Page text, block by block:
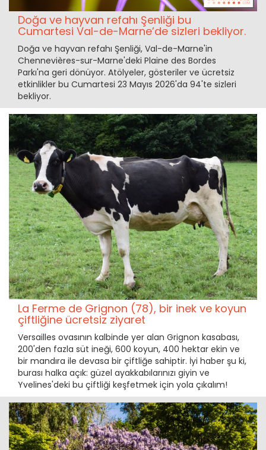
Doğa ve hayvan refahı Şenliği bu
Cumartesi Val-de-Marne’de sizleri bekliyor.
Doğa ve hayvan refahı Şenliği, Val-de-Marne'in
Chennevières-sur-Marne'deki Plaine des Bordes
Parkı'na geri dönüyor. Atölyeler, gösteriler ve ücretsiz
etkinlikler bu Cumartesi 23 Mayıs 2026'da 94'te sizleri
bekliyor.
La Ferme de Grignon (78), bir inek ve koyun
çiftliğine ücretsiz ziyaret
Versailles ovasının kalbinde yer alan Grignon kasabası,
200'den fazla süt ineği, 600 koyun, 400 hektar ekin ve
bir mandıra ile devasa bir çiftliğe sahiptir. İyi haber şu ki,
burası halka açık: güzel ayakkabılarınızı giyin ve
Yvelines'deki bu çiftliği keşfetmek için yola çıkalım!